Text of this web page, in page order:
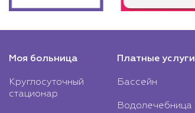
Моя больница
Круглосуточный
стационар
Платные услуги
Бассейн
Водолечебница